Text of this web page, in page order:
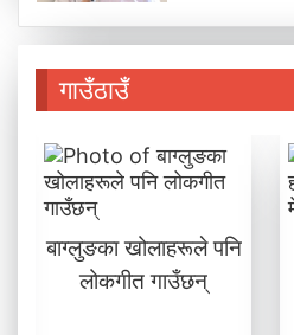
गाउँठाउँ
बाग्लुङका खोलाहरूले पनि
लोकगीत गाउँछन्